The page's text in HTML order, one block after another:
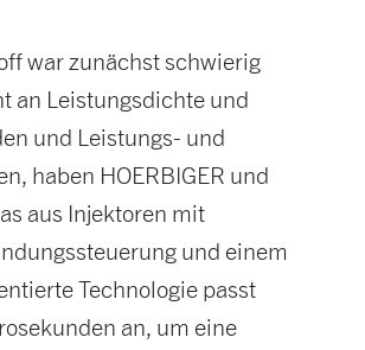
war zunächst schwierig
an Leistungsdichte und
und Leistungs- und
haben HOERBIGER und
aus Injektoren mit
und einem
Technologie passt
an, um eine